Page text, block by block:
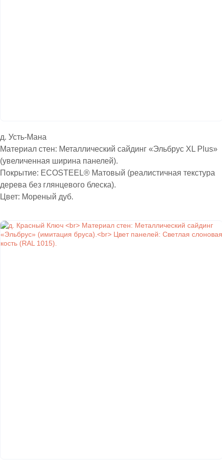
д. Усть-Мана
Материал стен: Металлический сайдинг «Эльбрус XL Plus»
(увеличенная ширина панелей).
Покрытие: ECOSTEEL® Матовый (реалистичная текстура
дерева без глянцевого блеска).
Цвет: Мореный дуб.